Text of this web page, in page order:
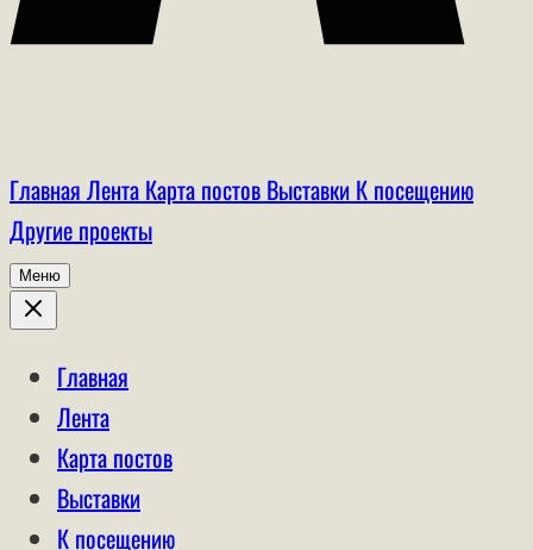
Главная Лента Карта постов Выставки К посещению
Другие проекты
Меню
Главная
Лента
Карта постов
Выставки
К посещению